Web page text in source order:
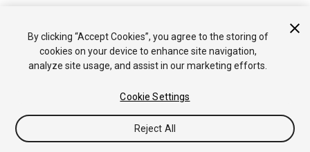
Copyright © 2017 Unity Technologies. Publication 5.6
チュートリアル
Answers ナレッジベース フォーラム
アセッ
トストア
プライバシーポリシー
情報を販売または共有しない
By clicking “Accept Cookies”, you agree to the storing of
cookies on your device to enhance site navigation,
analyze site usage, and assist in our marketing efforts.
Cookie Settings
Reject All